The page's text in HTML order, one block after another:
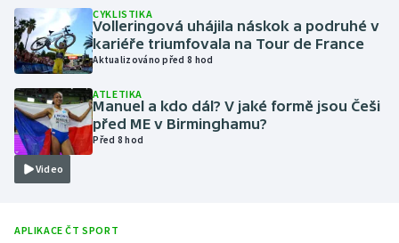
Olympijské hry
Parasport
Plavání
Plážový volejbal
Rychlobruslení
CYKLISTIKA
Volleringová uhájila náskok a podruhé v
kariéře triumfovala na Tour de France
Aktualizováno před 8 hod
Video
ATLETIKA
Manuel a kdo dál? V jaké formě jsou Češi
před ME v Birminghamu?
Před 8 hod
APLIKACE ČT SPORT